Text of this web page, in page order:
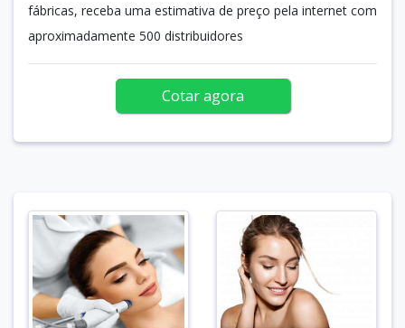
fábricas, receba uma estimativa de preço pela internet com
aproximadamente 500 distribuidores
Cotar agora